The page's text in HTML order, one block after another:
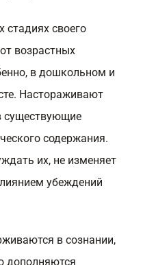
стадиях своего
возрастных
в дошкольном и
Настораживают
существующие
содержания.
их, не изменяет
убеждений
в сознании,
дополняются